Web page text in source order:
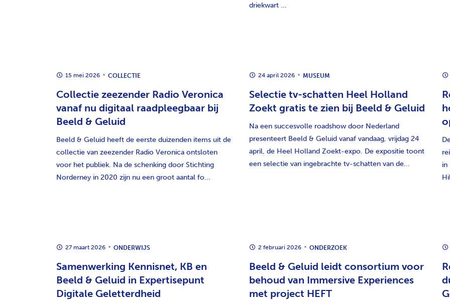
driekwart ...
15 mei 2026 COLLECTIE
Collectie zeezender Radio Veronica
vanaf nu digitaal raadpleegbaar bij
Beeld & Geluid
Beeld & Geluid heeft de eerste duizenden items uit de
collectie van zeezender Radio Veronica ontsloten
voor het publiek. Na de schenking door Stichting
Norderney in 2020 zijn nu een groot aantal fo...
24 april 2026 MUSEUM
Selectie tv-schatten Heel Holland
Zoekt gratis te zien bij Beeld & Geluid
Na een succesvolle roadshow door Nederland
presenteert Beeld & Geluid vanaf vandaag, vrijdag 24
april, de Heel Holland Zoekt-expo. De expositie toont
een selectie van ingebrachte tv-schatten van de...
in
27 maart 2026 ONDERWIJS
Samenwerking Kennisnet, KB en
Beeld & Geluid in Expertisepunt
Digitale Geletterdheid
2 februari 2026 ONDERZOEK
Beeld & Geluid leidt consortium voor
behoud van Immersive Experiences
met project HEFT